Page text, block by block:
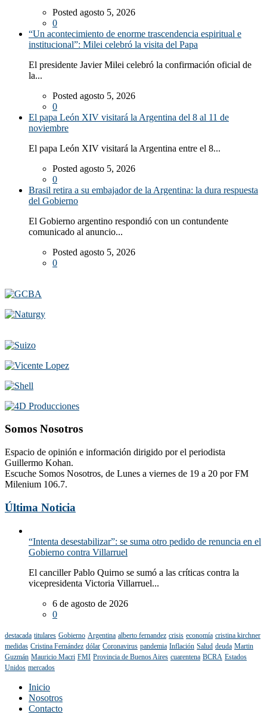
Posted agosto 5, 2026
0
“Un acontecimiento de enorme trascendencia espiritual e
institucional”: Milei celebró la visita del Papa
El presidente Javier Milei celebró la confirmación oficial de
la...
Posted agosto 5, 2026
0
El papa León XIV visitará la Argentina del 8 al 11 de
noviembre
El papa León XIV visitará la Argentina entre el 8...
Posted agosto 5, 2026
0
Brasil retira a su embajador de la Argentina: la dura respuesta
del Gobierno
El Gobierno argentino respondió con un contundente
comunicado al anuncio...
Posted agosto 5, 2026
0
Somos Nosotros
Espacio de opinión e información dirigido por el periodista
Guillermo Kohan.
Escuche Somos Nosotros, de Lunes a viernes de 19 a 20 por FM
Milenium 106.7.
Última Noticia
“Intenta desestabilizar”: se suma otro pedido de renuncia en el
Gobierno contra Villarruel
El canciller Pablo Quirno se sumó a las críticas contra la
vicepresidenta Victoria Villarruel...
6 de agosto de 2026
0
destacada titulares Gobierno Argentina alberto fernandez crisis economía cristina kirchner
medidas Cristina Fernández dólar Coronavirus pandemia Inflación Salud deuda Martin
Guzmán Mauricio Macri FMI Provincia de Buenos Aires cuarentena BCRA Estados
Unidos mercados
Inicio
Nosotros
Contacto